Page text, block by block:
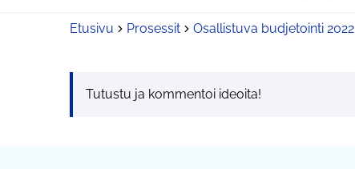
Etusivu Prosessit Osallistuva budjetointi 2022
Tutustu ja kommentoi ideoita!